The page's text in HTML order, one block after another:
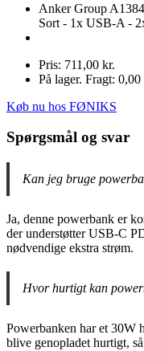
Anker Group
Sort - 1x USB-A -
Pris: 711,00 kr.
På lager. Fragt:
Køb nu hos FØNIKS
Spørgsmål og svar
Kan jeg bruge
Ja, denne powerbank er
der understøtter USB-C
nødvendige ekstra strøm.
Hvor hurtigt kan
Powerbanken har et 30W
blive genopladet hurtigt,